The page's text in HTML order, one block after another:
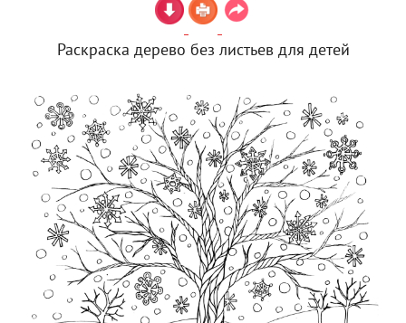
Раскраска дерево без листьев для детей